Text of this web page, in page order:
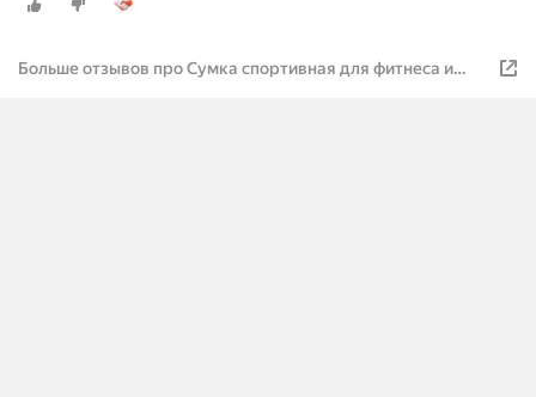
Больше отзывов про Сумка спортивная для фитнеса и